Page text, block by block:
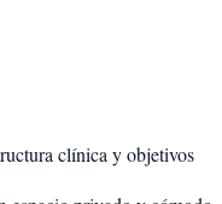
clínica y objetivos